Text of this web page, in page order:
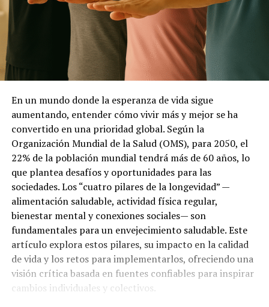
En un mundo donde la esperanza de vida sigue
aumentando, entender cómo vivir más y mejor se ha
convertido en una prioridad global. Según la
Organización Mundial de la Salud (OMS), para 2050, el
22% de la población mundial tendrá más de 60 años, lo
que plantea desafíos y oportunidades para las
sociedades. Los “cuatro pilares de la longevidad” —
alimentación saludable, actividad física regular,
bienestar mental y conexiones sociales— son
fundamentales para un envejecimiento saludable. Este
artículo explora estos pilares, su impacto en la calidad
de vida y los retos para implementarlos, ofreciendo una
visión crítica basada en fuentes confiables para inspirar
cambios individuales y colectivos.